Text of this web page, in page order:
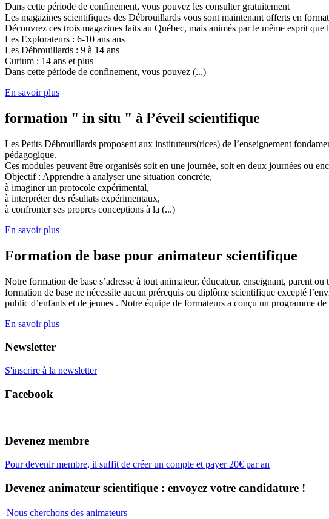
Dans cette période de confinement, vous pouvez les consulter gratuitement
Les magazines scientifiques des Débrouillards vous sont maintenant offerts en
Découvrez ces trois magazines faits au Québec, mais animés par le même esprit
Les Explorateurs : 6-10 ans ans
Les Débrouillards : 9 à 14 ans
Curium : 14 ans et plus
Dans cette période de confinement, vous pouvez (...)
En savoir plus
formation " in situ " à l’éveil scientifique
Les Petits Débrouillards proposent aux instituteurs(rices) de l’enseignement
pédagogique.
Ces modules peuvent être organisés soit en une journée, soit en deux journées ou
Objectif : Apprendre à analyser une situation concrète,
à imaginer un protocole expérimental,
à interpréter des résultats expérimentaux,
à confronter ses propres conceptions à la (...)
En savoir plus
Formation de base pour animateur scientifique
Notre formation de base s’adresse à tout animateur, éducateur, enseignant, parent
formation de base ne nécessite aucun prérequis ou diplôme scientifique excepté
public d’enfants et de jeunes . Notre équipe de formateurs a conçu un programme
En savoir plus
Newsletter
S'inscrire à la newsletter
Facebook
Devenez membre
Pour devenir membre, il suffit de créer un compte et payer 20€ par an
Devenez animateur scientifique : envoyez votre candidature !
Nous cherchons des animateurs